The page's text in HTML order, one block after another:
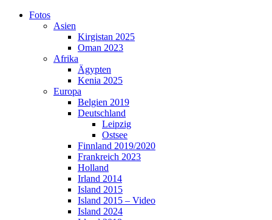
Skip
Fotos
Asien
Kirgistan 2025
Oman 2023
Afrika
Ägypten
Kenia 2025
Europa
Belgien 2019
Deutschland
Leipzig
Ostsee
Finnland 2019/2020
Frankreich 2023
Holland
Irland 2014
Island 2015
Island 2015 – Video
Island 2024